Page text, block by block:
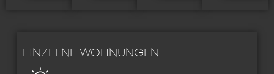
EINZELNE WOHNUNGEN